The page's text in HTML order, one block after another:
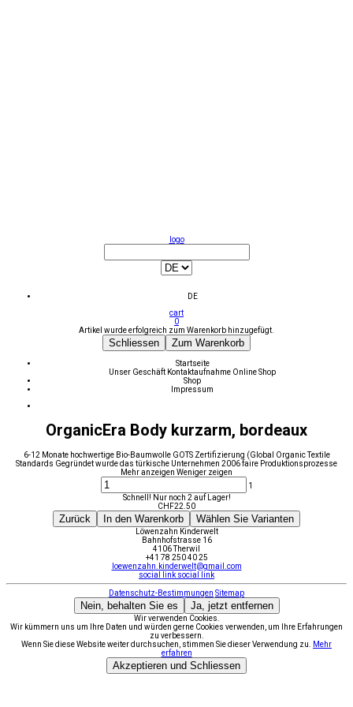
logo
DE
cart
0
Artikel wurde erfolgreich zum Warenkorb hinzugefügt.
Schliessen Zum Warenkorb
Startseite
Unser Geschäft Kontaktaufnahme Online Shop
Shop
Impressum
OrganicEra Body kurzarm, bordeaux
6-12 Monate hochwertige Bio-Baumwolle GOTS Zertifizierung (Global Organic Textile
Standards Gegründet wurde das türkische Unternehmen 2006 faire Produktionsprozesse
Mehr anzeigen Weniger zeigen
1
Schnell! Nur noch 2 auf Lager!
CHF22.50
Zurück In den Warenkorb Wählen Sie Varianten
Löwenzahn Kinderwelt
Bahnhofstrasse 16
4106 Therwil
+41 78 250 40 25
loewenzahn.kinderwelt@gmail.com
social link social link
Datenschutz-Bestimmungen Sitemap
Nein, behalten Sie es Ja, jetzt entfernen
Wir verwenden Cookies.
Wir kümmern uns um Ihre Daten und würden gerne Cookies verwenden, um Ihre Erfahrungen
zu verbessern.
Wenn Sie diese Website weiter durchsuchen, stimmen Sie dieser Verwendung zu.
Mehr
erfahren
Akzeptieren und Schliessen